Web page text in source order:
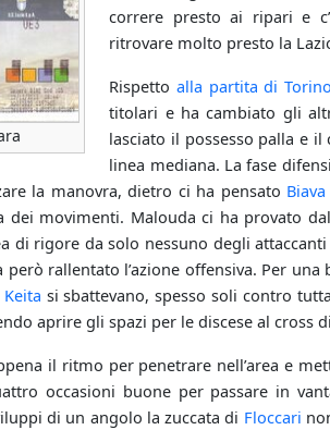
correre presto ai ripari e
ritrovare molto presto la
Rispettoalla partita di Torino
titolari e ha cambiato gli
lasciato il possesso palla e
linea mediana. La fase
la manovra, dietro ci ha pensato Biava
dei movimenti. Malouda ci ha provato
di rigore da solo nessuno degli
rallentato l’azione offensiva. Per
Keita si sbattevano, spesso soli contro
aprire gli spazi per le discese al cross di
il ritmo per penetrare nell’area e
occasioni buone per passare in
di un angolo la zuccata di Floccari